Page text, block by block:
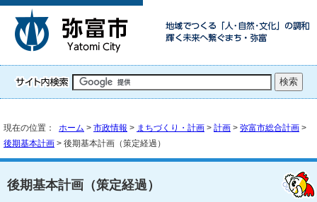
現在の位置： ホーム > 市政情報 > まちづくり・計画 > 計画 > 弥富市総合計画 >
後期基本計画 > 後期基本計画（策定経過）
後期基本計画（策定経過）